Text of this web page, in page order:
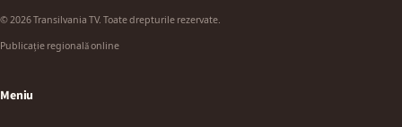
© 2026 Transilvania TV. Toate drepturile rezervate.
Publicație regională online
Meniu